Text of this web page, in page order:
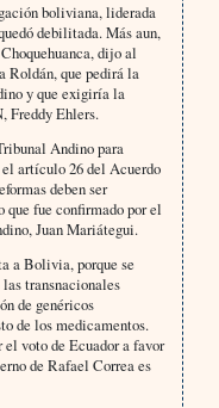
boliviana, liderada
debilitada. Más aun,
dijo al
Roldán, que pedirá la
y que exigiría la
Freddy Ehlers.
Andino para
artículo 26 del Acuerdo
deben ser
que fue confirmado por el
Juan Mariátegui.
a Bolivia, porque se
transnacionales
de genéricos
de los medicamentos.
voto de Ecuador a favor
de Rafael Correa es